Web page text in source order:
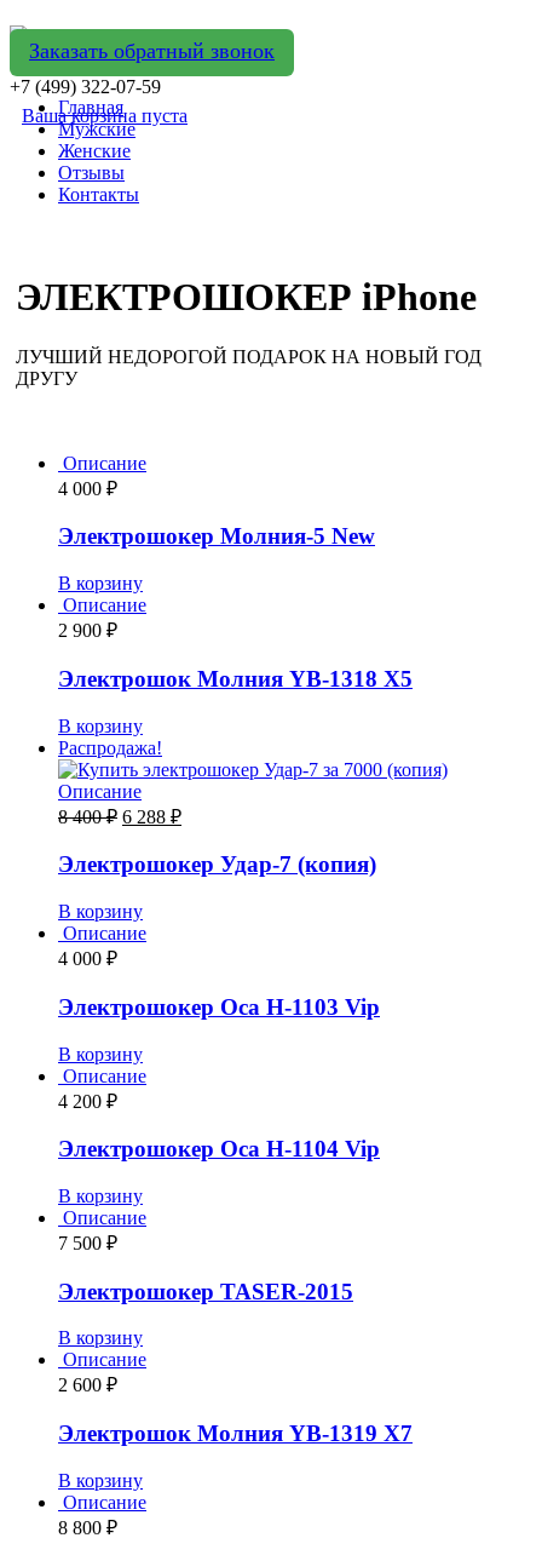
Заказать обратный звонок
+7 (499) 322-07-59
Ваша корзина пуста
Главная
Мужские
Женские
Отзывы
Контакты
ЭЛЕКТРОШОКЕР iPhone
ЛУЧШИЙ НЕДОРОГОЙ ПОДАРОК НА НОВЫЙ ГОД
ДРУГУ
Описание
4 000 ₽
Электрошокер Молния-5 New
В корзину
Описание
2 900 ₽
Электрошок Молния YB-1318 Х5
В корзину
Распродажа!
Описание
8 400₽ 6 288 ₽
Электрошокер Удар-7 (копия)
В корзину
Описание
4 000 ₽
Электрошокер Оса H-1103 Vip
В корзину
Описание
4 200 ₽
Электрошокер Оса H-1104 Vip
В корзину
Описание
7 500 ₽
Электрошокер TASER-2015
В корзину
Описание
2 600 ₽
Электрошок Молния YB-1319 Х7
В корзину
Описание
8 800 ₽